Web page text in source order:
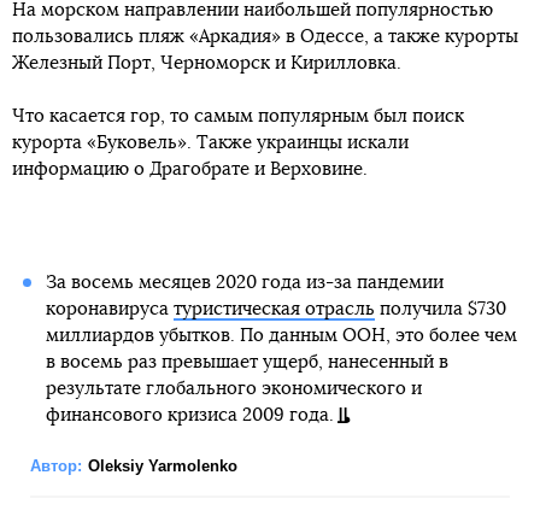
На морском направлении наибольшей популярностью
пользовались пляж «Аркадия» в Одессе, а также курорты
Железный Порт, Черноморск и Кирилловка.
Что касается гор, то самым популярным был поиск
курорта «Буковель». Также украинцы искали
информацию о Драгобрате и Верховине.
За восемь месяцев 2020 года из-за пандемии
коронавируса туристическая отрасль получила $730
миллиардов убытков. По данным ООН, это более чем
в восемь раз превышает ущерб, нанесенный в
результате глобального экономического и
финансового кризиса 2009 года.
Автор: Oleksiy Yarmolenko